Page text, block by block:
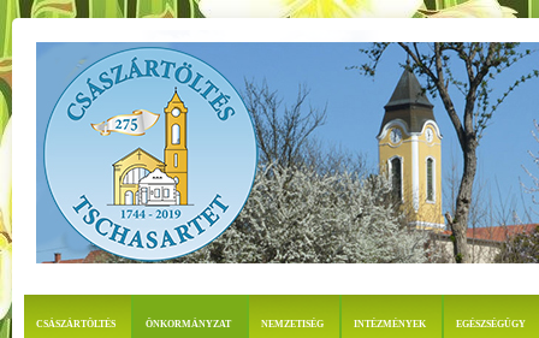
CSÁSZÁRTÖLTÉS ÖNKORMÁNYZAT NEMZETISÉG INTÉZMÉNYEK EGÉSZSÉGÜGY